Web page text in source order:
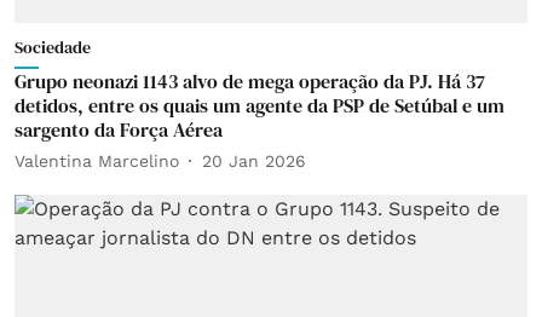
Sociedade
Grupo neonazi 1143 alvo de mega operação da PJ. Há 37
detidos, entre os quais um agente da PSP de Setúbal e um
sargento da Força Aérea
Valentina Marcelino 20 Jan 2026